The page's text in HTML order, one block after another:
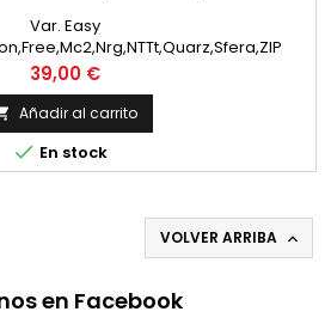
Var. Easy
Precio
39,00 €
Añadir al carrito
 En stock
VOLVER ARRIBA 
en Facebook